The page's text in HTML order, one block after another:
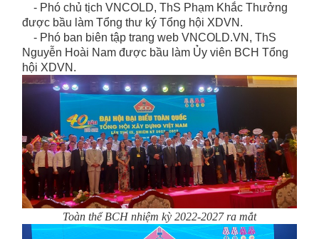
- Phó chủ tịch VNCOLD, ThS Phạm Khắc Thưởng
được bầu làm Tổng thư ký Tổng hội XDVN.
- Phó ban biên tập trang web VNCOLD.VN, ThS
Nguyễn Hoài Nam được bầu làm Ủy viên BCH Tổng
hội XDVN.
Toàn thể BCH nhiệm kỳ 2022-2027 ra mắt